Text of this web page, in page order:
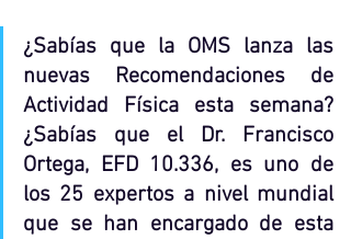
¿Sabías que la OMS lanza las
nuevas Recomendaciones de
Actividad Física esta semana?
¿Sabías que el Dr. Francisco
Ortega, EFD 10.336, es uno de
los 25 expertos a nivel mundial
que se han encargado de esta